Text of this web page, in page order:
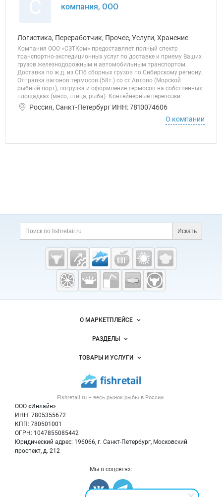
компания, ООО
Логистика, Переработчик, Прочее, Услуги, Хранение
Компания ООО «СЗТКом» предоставляет полный спектр
транспортно-экспедиционных услуг по доставке и приему Ваших
грузов железнодорожным и автомобильным транспортом.
Доставка по ж.д. из СПб сборных грузов по Сибирскому региону.
Отправка вагонов термосов (58т.) со ст.Автово (Морской
рыбный порт), погрузка и оформление термосов на собственных
площадках (мясо, птица, рыба). Контейнерные перевозки.
Россия, Санкт-Петербург ИНН: 7810074606
О компании
Дополнительная информация
Поиск по сайту и
Искать
Cсылки на полезные проекты
Fishretail.ru —
рыба,
морепродукты
Важные разделы и контакты
Fishretail.ru – весь рынок рыбы в России.
ООО «Инлайн»
ИНН: 7805355672
КПП: 780501001
ОГРН: 1047855085442
Юридический адрес: 196066, г. Санкт-Петербург, Московский
проспект, д. 212
Навигация по сайтуО МАРКЕТПЛЕЙСЕ
Новости Fishretail.ru
Размещение рекламы
Публичная оферта
Контактная информация
Политика обработки персональных данных
РАЗДЕЛЫ
Объявления
Новости рынка
Блог
ТОВАРЫ И УСЛУГИ
Рыба
Икра
Мы в соцсетях: